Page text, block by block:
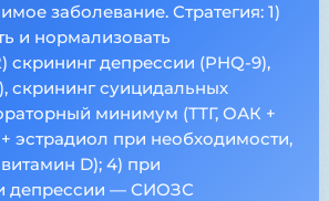
заболевание. Стратегия: 1)
и нормализовать
скрининг депрессии (PHQ-9),
скрининг суицидальных
минимум (ТТГ, ОАК +
эстрадиол при необходимости,
D); 4) при
депрессии — СИОЗС